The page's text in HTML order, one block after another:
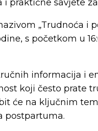
praktične savjete
„Trudnoća i
s početkom u
informacija i
koji često prate
će na ključnim
postpartuma.